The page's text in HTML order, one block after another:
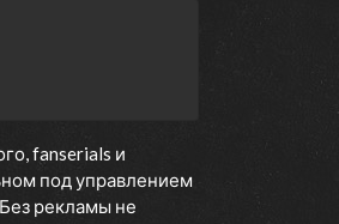
fanserials и
под управлением
рекламы не